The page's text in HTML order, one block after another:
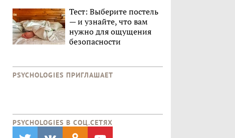
Тест: Выберите постель
— и узнайте, что вам
нужно для ощущения
безопасности
PSYCHOLOGIES ПРИГЛАШАЕТ
PSYCHOLOGIES В CОЦ.СЕТЯХ